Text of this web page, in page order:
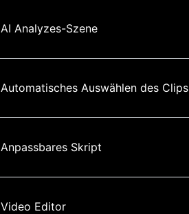
AI Analyzes-Szene
Automatisches Auswählen des Clips
Anpassbares Skript
Video Editor